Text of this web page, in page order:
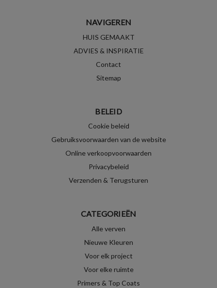
NAVIGEREN
HUIS GEMAAKT
ADVIES & INSPIRATIE
Contact
Sitemap
BELEID
Cookie beleid
Gebruiksvoorwaarden van de website
Online verkoopvoorwaarden
Privacybeleid
Verzenden & Terugsturen
CATEGORIEËN
Alle verven
Nieuwe Kleuren
Voor elk project
Voor elke ruimte
Primers & Top Coats